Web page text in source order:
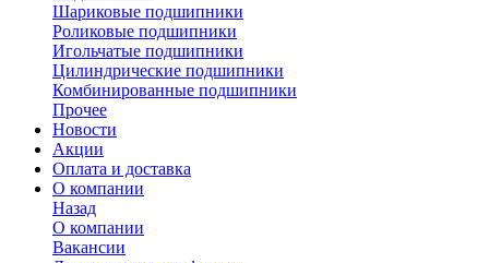
Шариковые подшипники
Роликовые подшипники
Игольчатые подшипники
Цилиндрические подшипники
Комбинированные подшипники
Прочее
Новости
Акции
Оплата и доставка
О компании
Назад
О компании
Вакансии